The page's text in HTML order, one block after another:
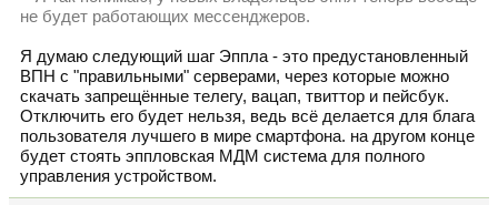
не будет работающих мессенджеров.
Я думаю следующий шаг Эппла - это предустановленный
ВПН с "правильными" серверами, через которые можно
скачать запрещённые телегу, вацап, твиттор и пейсбук.
Отключить его будет нельзя, ведь всё делается для блага
пользователя лучшего в мире смартфона. на другом конце
будет стоять эппловская МДМ система для полного
управления устройством.